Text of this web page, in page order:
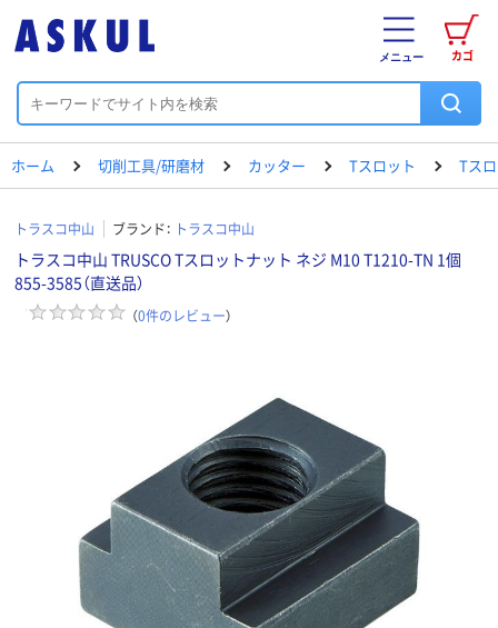
カゴ
メニュー
ホーム 切削工具/研磨材 カッター Tスロット Tスロ
トラスコ中山 ブランド： トラスコ中山
トラスコ中山 TRUSCO Tスロットナット ネジ M10 T1210-TN 1個
855-3585（直送品）
（0件のレビュー）